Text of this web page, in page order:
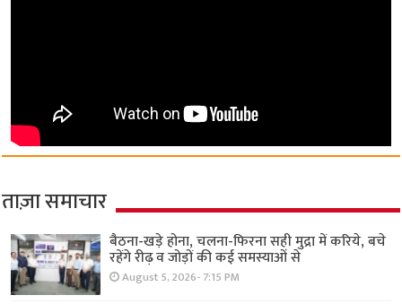
ताज़ा समाचार
बैठना-खड़े होना, चलना-फिरना सही मुद्रा में करिये, बचे
रहेंगे रीढ़ व जोड़ों की कई समस्याओं से
August 5, 2026- 7:15 PM